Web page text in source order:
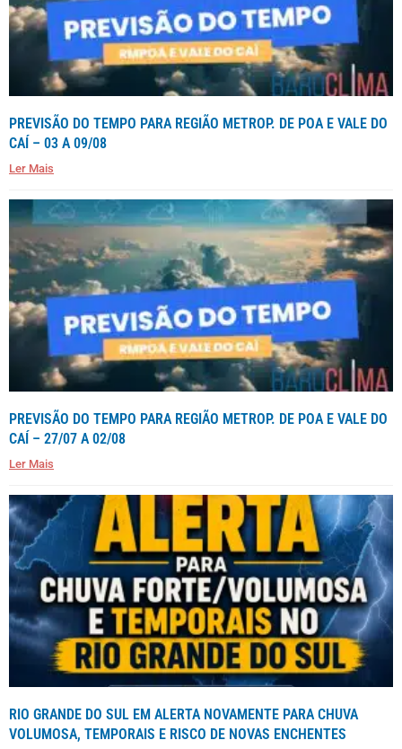
PREVISÃO DO TEMPO PARA REGIÃO METROP. DE POA E VALE DO
CAÍ – 03 A 09/08
Ler Mais
PREVISÃO DO TEMPO PARA REGIÃO METROP. DE POA E VALE DO
CAÍ – 27/07 A 02/08
Ler Mais
RIO GRANDE DO SUL EM ALERTA NOVAMENTE PARA CHUVA
VOLUMOSA, TEMPORAIS E RISCO DE NOVAS ENCHENTES